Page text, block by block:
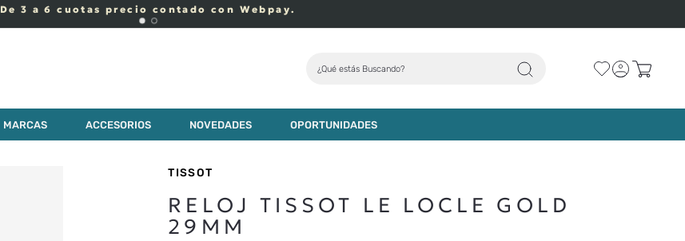
De 3 a 6 cuotas precio contado con Webpay.
¿Qué estás Buscando?
MARCAS ACCESORIOS NOVEDADES OPORTUNIDADES
AGREGAR AL CARRO
TISSOT
RELOJ TISSOT LE LOCLE GOLD
29MM